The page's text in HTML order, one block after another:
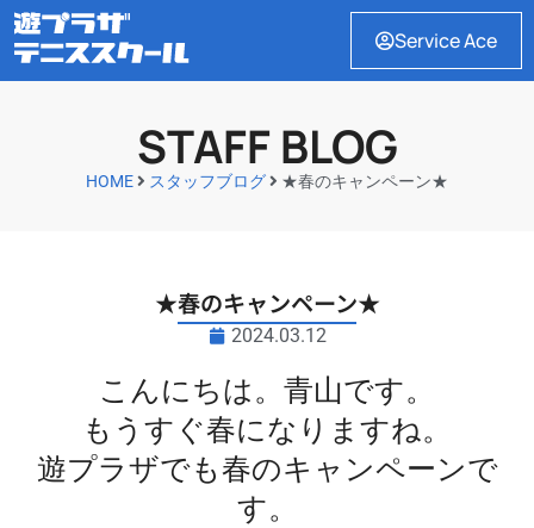
Service Ace
STAFF BLOG
HOME スタッフブログ ★春のキャンペーン★
★春のキャンペーン★
2024.03.12
こんにちは。青山です。
もうすぐ春になりますね。
遊プラザでも春のキャンペーンで
す。